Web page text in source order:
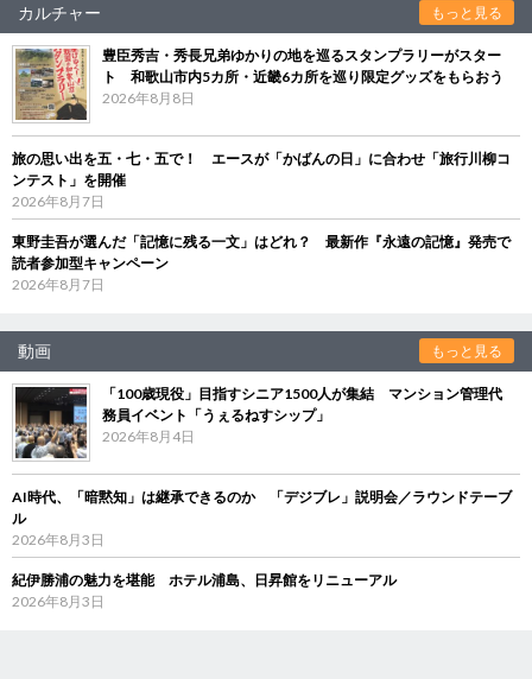
カルチャー もっと見る
豊臣秀吉・秀長兄弟ゆかりの地を巡るスタンプラリーがスター
ト 和歌山市内5カ所・近畿6カ所を巡り限定グッズをもらおう
2026年8月8日
旅の思い出を五・七・五で！ エースが「かばんの日」に合わせ「旅行川柳コ
ンテスト」を開催
2026年8月7日
東野圭吾が選んだ「記憶に残る一文」はどれ？ 最新作『永遠の記憶』発売で
読者参加型キャンペーン
2026年8月7日
動画 もっと見る
「100歳現役」目指すシニア1500人が集結 マンション管理代
務員イベント「うぇるねすシップ」
2026年8月4日
AI時代、「暗黙知」は継承できるのか 「デジブレ」説明会／ラウンドテーブ
ル
2026年8月3日
紀伊勝浦の魅力を堪能 ホテル浦島、日昇館をリニューアル
2026年8月3日